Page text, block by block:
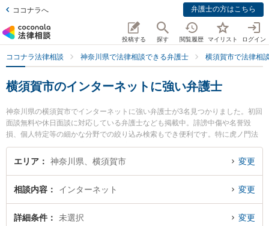
ココナラへ 弁護士の方はこちら
投稿する 探す 閲覧履歴 マイリスト ログイン
ココナラ法律相談 神奈川県で法律相談できる弁護士 横須賀市で法律相
横須賀市のインターネットに強い弁護士
神奈川県の横須賀市でインターネットに強い弁護士が3名見つかりました。初回
面談無料や休日面談に対応している弁護士なども掲載中。誹謗中傷や名誉毀
損、個人特定等の細かな分野での絞り込み検索もでき便利です。特に虎ノ門法
律経済事務所 横須賀支店の中村 賢史郎弁護士や湘南よこすか法律事務所の畑中
優宏弁護士、プレミア法律事務所の杉山 程彦弁護士のプロフィール情報や弁護
士費用、強みなどが注目されています。『横須賀市で土日や夜間に発生したイ
トラブル解決の実績豊富な近くの弁護士を検索したい』『初回相談無料でイン
ターネットを法律相談できる横須賀市内の弁護士に相談予約したい』などでお
困りの相談者さんにおすすめです。
エリア 神奈川県、横須賀市 変更
相談内容 インターネット 変更
詳細条件 未選択 変更